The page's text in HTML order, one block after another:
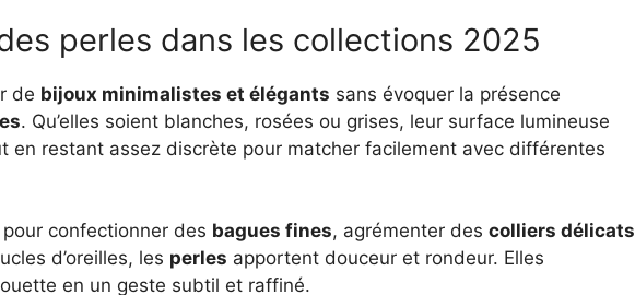
perles dans les collections 2025
de bijoux minimalistes et élégants sans évoquer la présence
. Qu’elles soient blanches, rosées ou grises, leur surface lumineuse
en restant assez discrète pour matcher facilement avec différentes
confectionner des bagues fines, agrémenter des colliers délicats
d’oreilles, les perles apportent douceur et rondeur. Elles
en un geste subtil et raffiné.